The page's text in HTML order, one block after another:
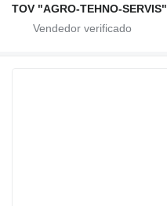
TOV "AGRO-TEHNO-SERVIS"